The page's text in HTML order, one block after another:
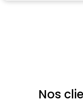
Nos